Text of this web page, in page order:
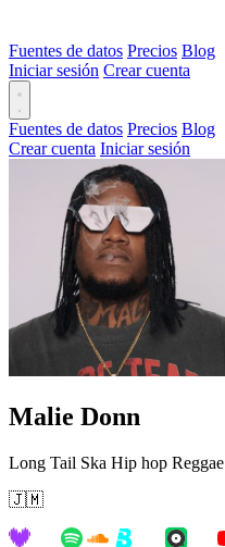
Fuentes de datos Precios Blog
Iniciar sesión Crear cuenta
Fuentes de datos Precios Blog
Crear cuenta Iniciar sesión
Malie Donn
Long Tail Ska Hip hop Reggae
🇯🇲